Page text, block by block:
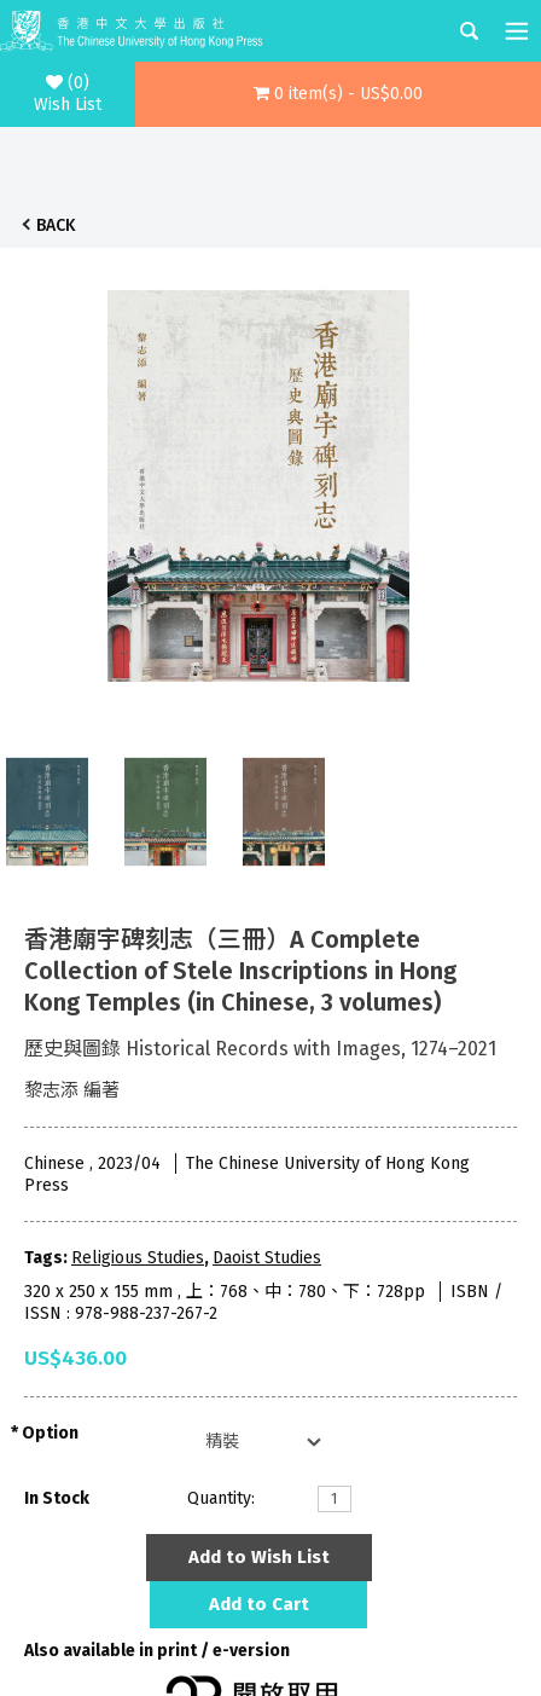
(0)
Wish List
0 item(s) - US$0.00
BACK
香港廟宇碑刻志（三冊）A Complete
Collection of Stele Inscriptions in Hong
Kong Temples (in Chinese, 3 volumes)
歷史與圖錄 Historical Records with Images, 1274–2021
黎志添 編著
Chinese , 2023/04
The Chinese University of Hong Kong
Press
Tags: Religious Studies, Daoist Studies
320 x 250 x 155 mm , 上：768、中：780、下：728pp
ISBN /
ISSN : 978-988-237-267-2
US$436.00
Option
In Stock Quantity:
Add to Wish List
Add to Cart
Also available in print / e-version